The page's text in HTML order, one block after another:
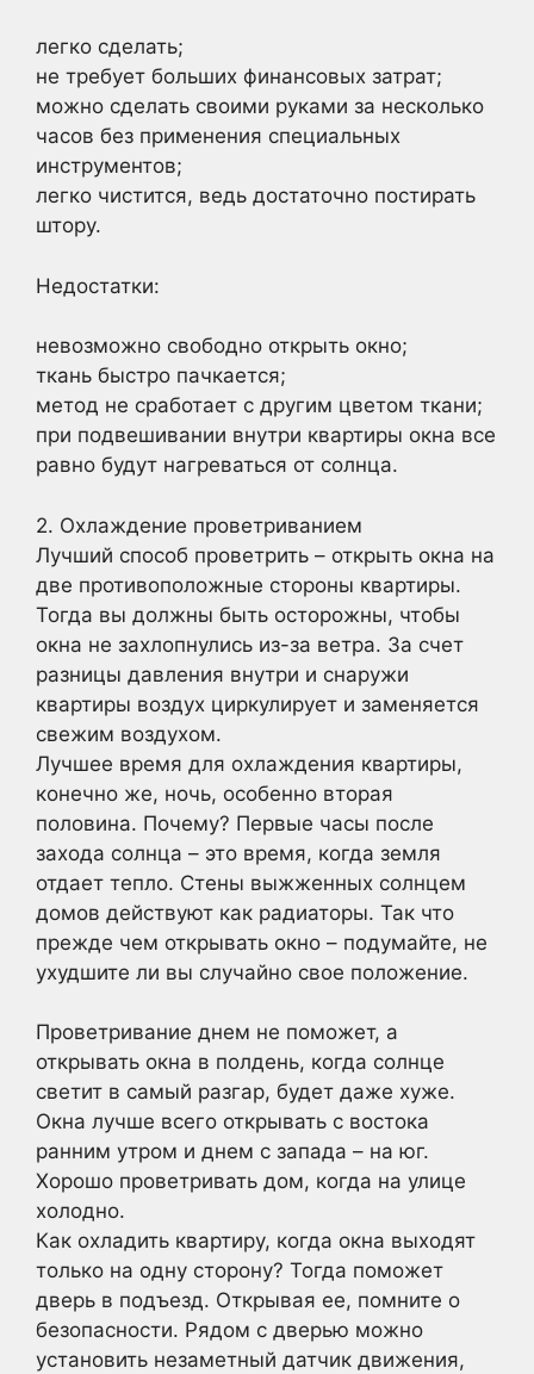
легко сделать;
не требует больших финансовых затрат;
можно сделать своими руками за несколько
часов без применения специальных
инструментов;
легко чистится, ведь достаточно постирать
штору.
Недостатки:
невозможно свободно открыть окно;
ткань быстро пачкается;
метод не сработает с другим цветом ткани;
при подвешивании внутри квартиры окна все
равно будут нагреваться от солнца.
2. Охлаждение проветриванием
Лучший способ проветрить – открыть окна на
две противоположные стороны квартиры.
Тогда вы должны быть осторожны, чтобы
окна не захлопнулись из-за ветра. За счет
разницы давления внутри и снаружи
квартиры воздух циркулирует и заменяется
свежим воздухом.
Лучшее время для охлаждения квартиры,
конечно же, ночь, особенно вторая
половина. Почему? Первые часы после
захода солнца – это время, когда земля
отдает тепло. Стены выжженных солнцем
домов действуют как радиаторы. Так что
прежде чем открывать окно – подумайте, не
ухудшите ли вы случайно свое положение.
Проветривание днем не поможет, а
открывать окна в полдень, когда солнце
светит в самый разгар, будет даже хуже.
Окна лучше всего открывать с востока
ранним утром и днем с запада – на юг.
Хорошо проветривать дом, когда на улице
холодно.
Как охладить квартиру, когда окна выходят
только на одну сторону? Тогда поможет
дверь в подъезд. Открывая ее, помните о
безопасности. Рядом с дверью можно
установить незаметный датчик движения,